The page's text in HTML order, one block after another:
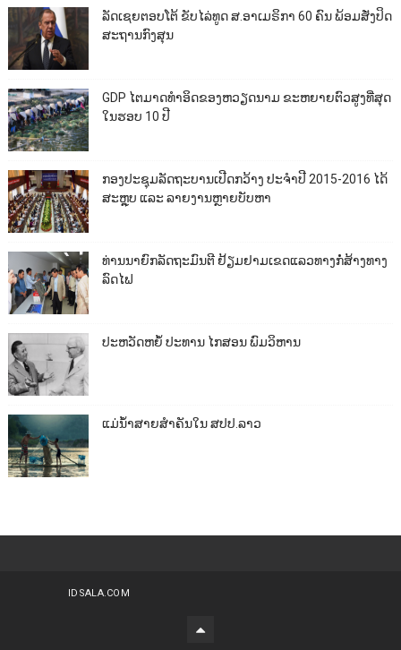
ລັດເຊຍຕອບໂຕ້ ຂັບໄລ່ທູດ ສ.ອາເມຣິກາ 60 ຄົນ ພ້ອມສັ່ງປິດ
ສະຖານກົງສຸນ
GDP ໄຕມາດທຳອິດຂອງຫວຽດນາມ ຂະຫຍາຍຕົວສູງທີ່ສຸດ
ໃນຮອບ 10​ ປີ
ກອງປະຊຸມລັດຖະບານເປີດກວ້າງ ປະຈຳປີ 2015-2016 ໄດ້
ສະຫຼຸບ ແລະ ລາຍງານຫຼາຍບັບຫາ
ທ່ານນາຍົກລັດຖະມົນຕີ ຢ້ຽມຢາມເຂດແລວທາງກໍ່ສ້າງທາງ
ລົດໄຟ
ປະຫວັດຫຍໍ້ ປະທານ ໄກສອນ ພົມວິຫານ
ແມ່ນ້ຳສາຍສຳຄັນໃນ ສປປ.ລາວ
IDSALA.COM